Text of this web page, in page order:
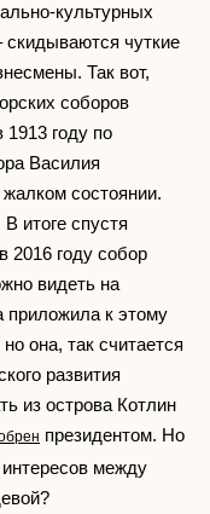
культурных
чуткие
Так вот,
соборов
1913 году по
Василия
состоянии.
итоге спустя
2016 году собор
видеть на
к этому
она, так считается
развития
из острова Котлин
президентом. Но
интересов между